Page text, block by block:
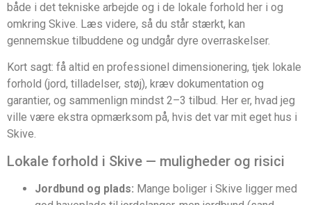
både i det tekniske arbejde og i de lokale forhold her i og
omkring Skive. Læs videre, så du står stærkt, kan
gennemskue tilbuddene og undgår dyre overraskelser.
Kort sagt: få altid en professionel dimensionering, tjek lokale
forhold (jord, tilladelser, støj), kræv dokumentation og
garantier, og sammenlign mindst 2–3 tilbud. Her er, hvad jeg
ville være ekstra opmærksom på, hvis det var mit eget hus i
Skive.
Lokale forhold i Skive — muligheder og risici
Jordbund og plads: Mange boliger i Skive ligger med